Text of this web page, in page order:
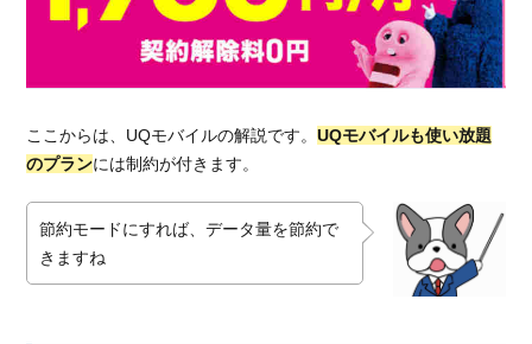
ここからは、UQモバイルの解説です。UQモバイルも使い放題
のプランには制約が付きます。
節約モードにすれば、データ量を節約で
きますね